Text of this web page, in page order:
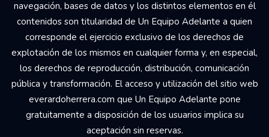
navegación, bases de datos y los distintos elementos en él
contenidos son titularidad de Un Equipo Adelante a quien
corresponde el ejercicio exclusivo de los derechos de
explotación de los mismos en cualquier forma y, en especial,
los derechos de reproducción, distribución, comunicación
pública y transformación. El acceso y utilización del sitio web
everardoherrera.com que Un Equipo Adelante pone
gratuitamente a disposición de los usuarios implica su
aceptación sin reservas.